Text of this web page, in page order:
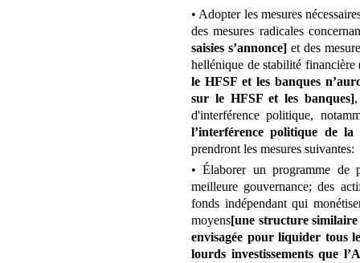
• Adopter les mesures
des mesures radicales
saisies s’annonce]et des
hellénique de stabilité
le HFSF et les banques
sur le HFSF et les banques]
d'interférence politique,
l’interférence politique de
prendront les mesures suivantes:
• Élaborer un programme de
meilleure gouvernance; des
fonds indépendant qui
moyens[une structure similaire
envisagée pour liquider tous
lourds investissements que